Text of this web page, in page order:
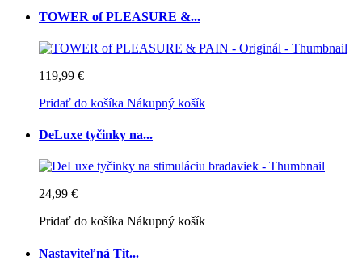
TOWER of PLEASURE &...
119,99 €
Pridať do košíka Nákupný košík
DeLuxe tyčinky na...
24,99 €
Pridať do košíka Nákupný košík
Nastaviteľná Tit...